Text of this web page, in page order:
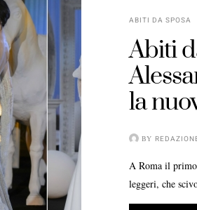
ABITI DA SPOSA
Abiti
la
BY
A Roma il primo
leggeri, che